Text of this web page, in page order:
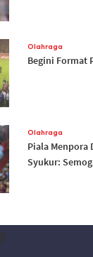
Olahraga
Begini Format
Olahraga
Piala
Syukur: